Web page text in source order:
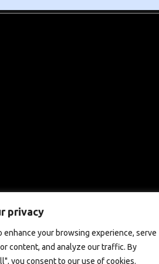
privacy
enhance your browsing experience, serve
content, and analyze our traffic. By
you consent to our use of cookies.